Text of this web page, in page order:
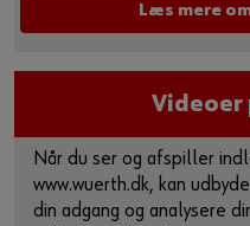
Læs mere
Videoer
Når du ser og afspiller
www.wuerth.dk, kan
din adgang og analysere